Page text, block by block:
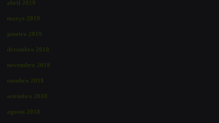
abril 2019
março 2019
janeiro 2019
dezembro 2018
novembro 2018
outubro 2018
setembro 2018
agosto 2018